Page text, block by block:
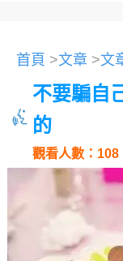
首頁 >文章 >文
不要騙自
的
觀看人數：108